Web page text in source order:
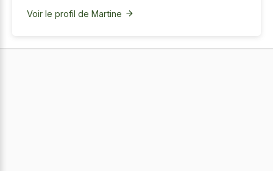
Voir le profil de Martine